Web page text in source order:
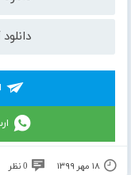
۱۸ مهر ۱۳۹۹ 0 نظر